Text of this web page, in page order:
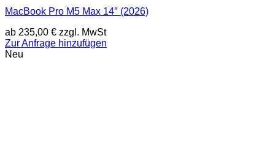
MacBook Pro M5 Max 14″ (2026)
ab 235,00 € zzgl. MwSt
Zur Anfrage hinzufügen
Neu